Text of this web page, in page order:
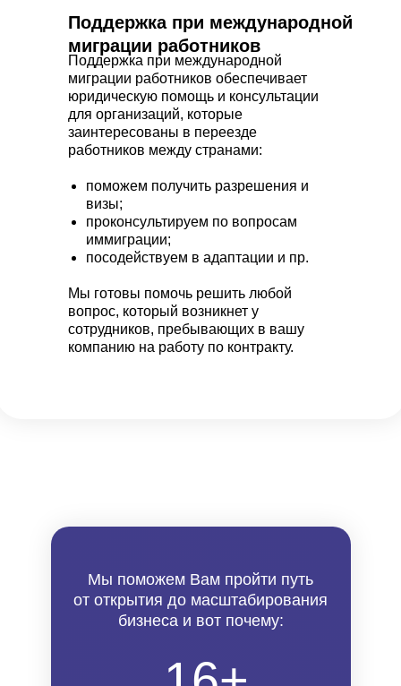
Поддержка при международной
миграции работников обеспечивает
юридическую помощь и консультации
для организаций, которые
заинтересованы в переезде
работников между странами:
поможем получить разрешения и
визы;
проконсультируем по вопросам
иммиграции;
посодействуем в адаптации и пр.
Мы готовы помочь решить любой
вопрос, который возникнет у
сотрудников, пребывающих в вашу
компанию на работу по контракту.
Поддержка при международной
миграции работников
Мы поможем Вам пройти путь
от открытия до масштабирования
бизнеса и вот почему: